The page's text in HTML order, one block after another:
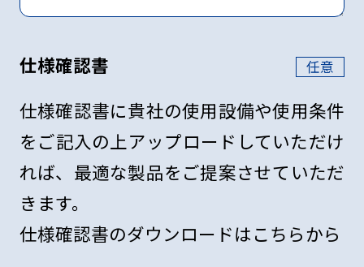
仕様確認書 任意
仕様確認書に貴社の使⽤設備や使⽤条件
をご記⼊の上アップロードしていただけ
れば、最適な製品をご提案させていただ
きます。
仕様確認書のダウンロードはこちらから